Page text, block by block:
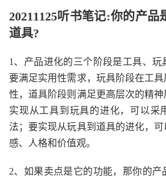
20211125听书笔记:你的产品
道具?
1、产品进化的三个阶段是工具、玩
要满足实用性需求，玩具阶段在工
性，道具阶段则满足更高层次的精
实现从工具到玩具的进化，可以采
法；要实现从玩具到道具的进化，
感、人格和价值观。
2、如果卖点是它的功能，那你的产